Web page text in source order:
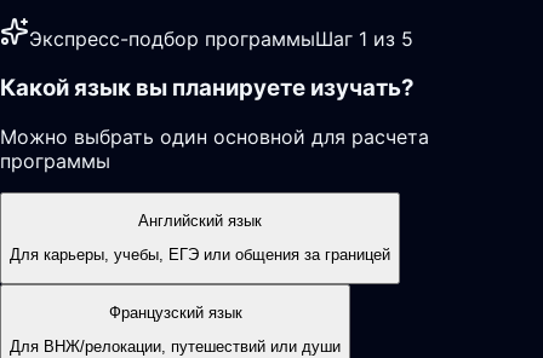
Экспресс-подбор программыШаг 1 из 5
Какой язык вы планируете изучать?
Можно выбрать один основной для расчета
программы
Английский язык
Для карьеры, учебы, ЕГЭ или общения за границей
Французский язык
Для ВНЖ/релокации, путешествий или души